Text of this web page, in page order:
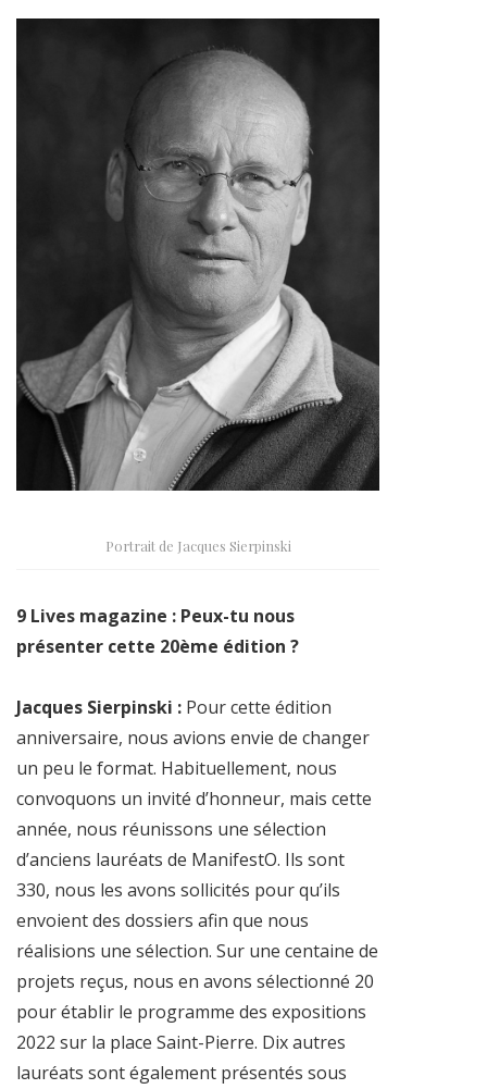
Portrait de Jacques Sierpinski
9 Lives magazine : Peux-tu nous
présenter cette 20ème édition ?
Jacques Sierpinski : Pour cette édition
anniversaire, nous avions envie de changer
un peu le format. Habituellement, nous
convoquons un invité d’honneur, mais cette
année, nous réunissons une sélection
d’anciens lauréats de ManifestO. Ils sont
330, nous les avons sollicités pour qu’ils
envoient des dossiers afin que nous
réalisions une sélection. Sur une centaine de
projets reçus, nous en avons sélectionné 20
pour établir le programme des expositions
2022 sur la place Saint-Pierre. Dix autres
lauréats sont également présentés sous